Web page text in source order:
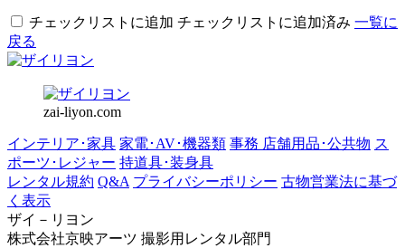
チェックリストに追加 チェックリストに追加済み 一覧に
戻る
zai-liyon.com
インテリア･家具 家電･AV･機器類 事務 店舗用品･公共物 ス
ポーツ･レジャー 持道具･装身具
レンタル規約 Q&A プライバシーポリシー 古物営業法に基づ
く表示
ザイ－リヨン
株式会社京映アーツ 撮影用レンタル部門